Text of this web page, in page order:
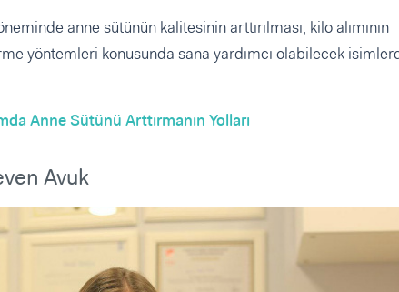
anne sütünün kalitesinin arttırılması, kilo alımının
yöntemleri konusunda sana yardımcı olabilecek
Anne Sütünü Arttırmanın Yolları
Avuk